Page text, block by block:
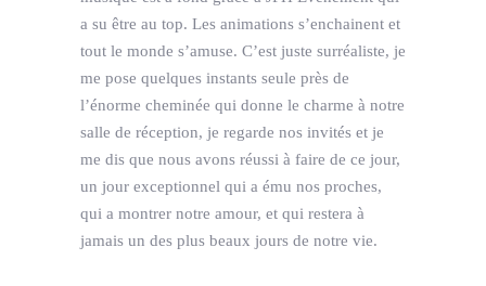
a su être au top. Les animations s’enchainent et
tout le monde s’amuse. C’est juste surréaliste, je
me pose quelques instants seule près de
l’énorme cheminée qui donne le charme à notre
salle de réception, je regarde nos invités et je
me dis que nous avons réussi à faire de ce jour,
un jour exceptionnel qui a ému nos proches,
qui a montrer notre amour, et qui restera à
jamais un des plus beaux jours de notre vie.